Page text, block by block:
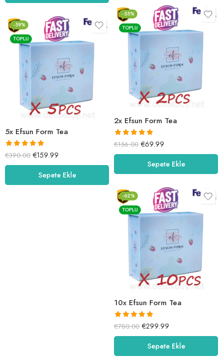
-55%
TOPLU
2x Efsun Form Tea
5 üzerinden
5.00oy aldı
€156.00 €69.99
Sepete Ekle
-59%
TOPLU
5x Efsun Form Tea
5 üzerinden
5.00oy aldı
€390.00 €159.99
Sepete Ekle
-62%
TOPLU
10x Efsun Form Tea
5 üzerinden
5.00oy aldı
€780.00 €299.99
Sepete Ekle